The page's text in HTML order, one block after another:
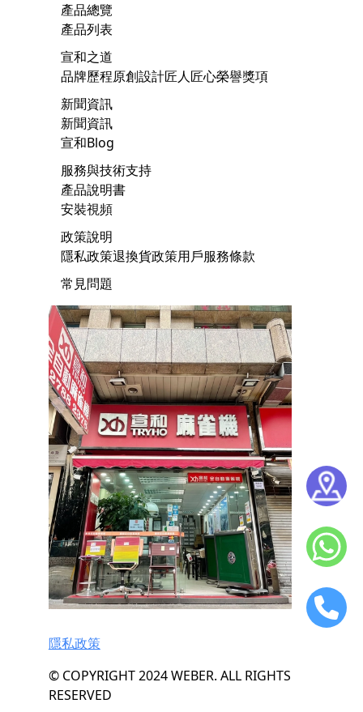
產品總覽
產品列表
宣和之道
品牌歷程原創設計匠人匠心榮譽獎項
新聞資訊
新聞資訊
宣和Blog
服務與技術支持
產品說明書
安裝視頻
政策說明
隱私政策退換貨政策用戶服務條款
常見問題
隱私政策
© COPYRIGHT 2024 WEBER. ALL RIGHTS
RESERVED